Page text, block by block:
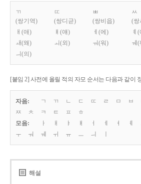
ㄲ
(쌍기역)
ㄸ
(쌍디귿)
ㅃ
(쌍비읍)
ㅆ
(쌍
ㅐ(애)
ㅒ(얘) ㅔ(에) ㅖ
ㅙ(왜)
ㅚ(외) ㅝ(워) ㅞ(
ㅢ(의)
[붙임 2] 사전에 올릴 적의 자모 순서는 다음과 같이
자음: ㄱ ㄲ ㄴ ㄷ ㄸ ㄹ ㅁ ㅂ
ㅉ
ㅊ ㅋ ㅌ ㅍ
ㅎ
모음:
ㅏ ㅐ ㅑ ㅒ ㅓ ㅔ ㅕ ㅖ
ㅜ
ㅝ ㅞ ㅟ ㅠ ㅡ ㅢ
해설